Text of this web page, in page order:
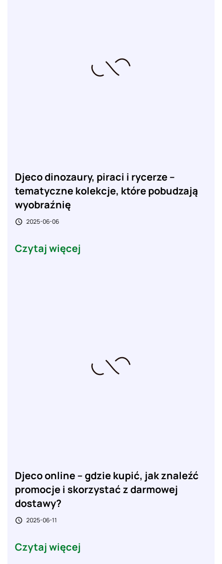
Djeco dinozaury, piraci i rycerze –
tematyczne kolekcje, które pobudzają
wyobraźnię
 2025-06-06
Czytaj więcej
Djeco online – gdzie kupić, jak znaleźć
promocje i skorzystać z darmowej
dostawy?
 2025-06-11
Czytaj więcej